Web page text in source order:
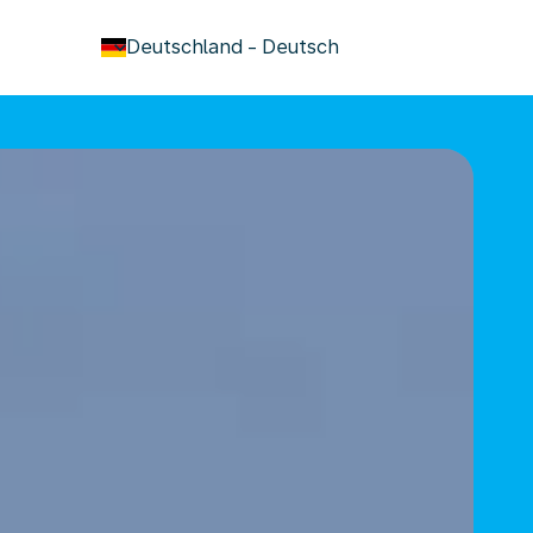
Deutschland - Deutsch
keyboard_arrow_down